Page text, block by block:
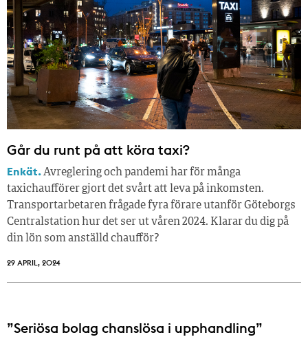
Går du runt på att köra taxi?
Enkät.Avreglering och pandemi har för många
taxichaufförer gjort det svårt att leva på inkomsten.
Transportarbetaren frågade fyra förare utanför Göteborgs
Centralstation hur det ser ut våren 2024. Klarar du dig på
din lön som anställd chaufför?
29 APRIL, 2024
”Seriösa bolag chanslösa i upphandling”